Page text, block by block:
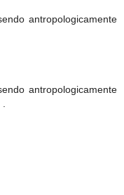
antropologicamente
antropologicamente